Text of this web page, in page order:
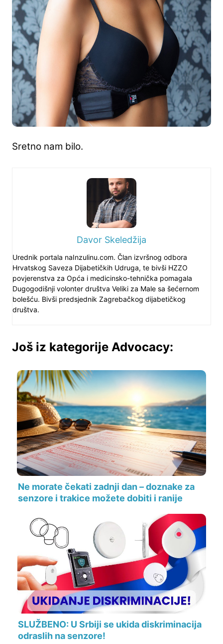
Sretno nam bilo.
Davor Skeledžija
Urednik portala naInzulinu.com. Član izvršnog odbora
Hrvatskog Saveza Dijabetičkih Udruga, te bivši HZZO
povjerenstva za Opća i medicinsko-tehnička pomagala
Dugogodišnji volonter društva Veliki za Male sa šećernom
bolešću. Bivši predsjednik Zagrebačkog dijabetičkog
društva.
Još iz kategorije Advocacy:
Ne morate čekati zadnji dan – doznake za
senzore i trakice možete dobiti i ranije
SLUŽBENO: U Srbiji se ukida diskriminacija
odraslih na senzore!